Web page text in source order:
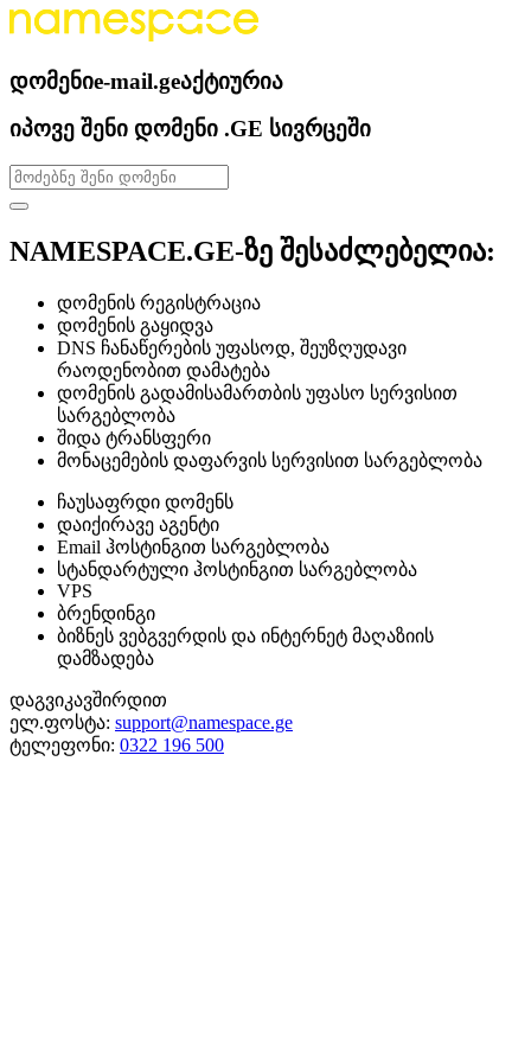
დომენიe-mail.geაქტიურია
იპოვე შენი დომენი .GE სივრცეში
NAMESPACE.GE-ზე შესაძლებელია:
დომენის რეგისტრაცია
დომენის გაყიდვა
DNS ჩანაწერების უფასოდ, შეუზღუდავი
რაოდენობით დამატება
დომენის გადამისამართბის უფასო სერვისით
სარგებლობა
შიდა ტრანსფერი
მონაცემების დაფარვის სერვისით სარგებლობა
ჩაუსაფრდი დომენს
დაიქირავე აგენტი
Email ჰოსტინგით სარგებლობა
სტანდარტული ჰოსტინგით სარგებლობა
VPS
ბრენდინგი
ბიზნეს ვებგვერდის და ინტერნეტ მაღაზიის
დამზადება
დაგვიკავშირდით
ელ.ფოსტა: support@namespace.ge
ტელეფონი: 0322 196 500